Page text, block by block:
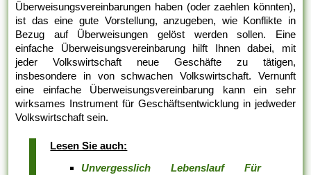
Überweisungsvereinbarungen haben (oder zaehlen könnten),
ist das eine gute Vorstellung, anzugeben, wie Konflikte in
Bezug auf Überweisungen gelöst werden sollen. Eine
einfache Überweisungsvereinbarung hilft Ihnen dabei, mit
jeder Volkswirtschaft neue Geschäfte zu tätigen,
insbesondere in von schwachen Volkswirtschaft. Vernunft
eine einfache Überweisungsvereinbarung kann ein sehr
wirksames Instrument für Geschäftsentwicklung in jedweder
Volkswirtschaft sein.
Lesen Sie auch:
Unvergesslich Lebenslauf Für